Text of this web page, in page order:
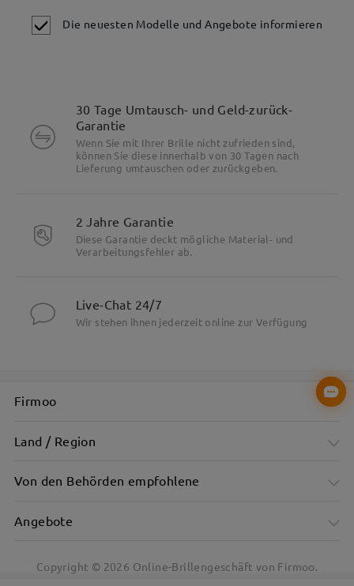
Die neuesten Modelle und Angebote informieren
30 Tage Umtausch- und Geld-zurück-
Garantie
Wenn Sie mit Ihrer Brille nicht zufrieden sind,
können Sie diese innerhalb von 30 Tagen nach
Lieferung umtauschen oder zurückgeben.
2 Jahre Garantie
Diese Garantie deckt mögliche Material- und
Verarbeitungsfehler ab.
Live-Chat 24/7
Wir stehen ihnen jederzeit online zur Verfügung
Firmoo
Land / Region
Von den Behörden empfohlene
Angebote
Copyright © 2026 Online-Brillengeschäft von Firmoo.